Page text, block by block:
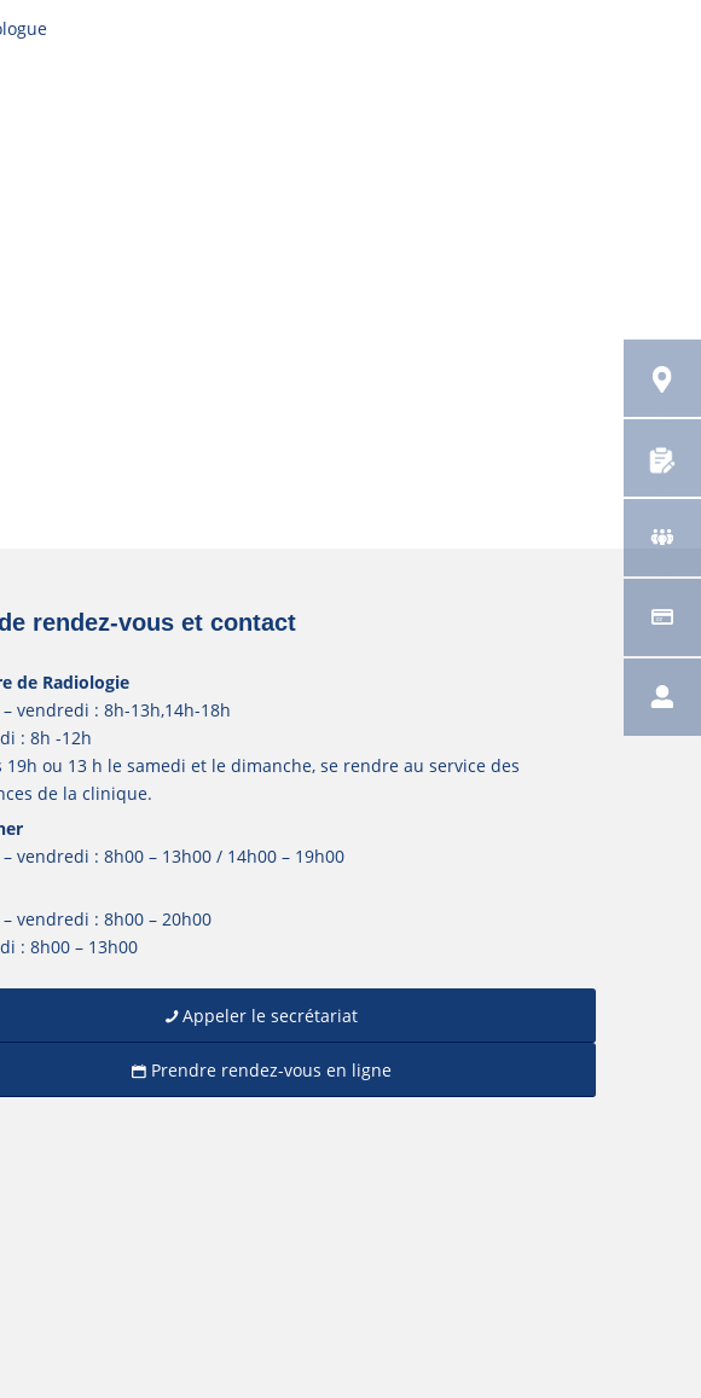
rendez-vous et contact
de Radiologie
vendredi : 8h-13h,14h-18h
: 8h -12h
19h ou 13 h le samedi et le dimanche, se rendre au service des
de la clinique.
vendredi : 8h00 – 13h00 / 14h00 – 19h00
vendredi : 8h00 – 20h00
: 8h00 – 13h00
Appeler le secrétariat
Prendre rendez-vous en ligne